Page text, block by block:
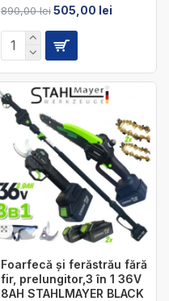
890,00 lei505,00 lei
Foarfecă și ferăstrău fără
fir, prelungitor,3 în 1 36V
8AH STAHLMAYER BLACK